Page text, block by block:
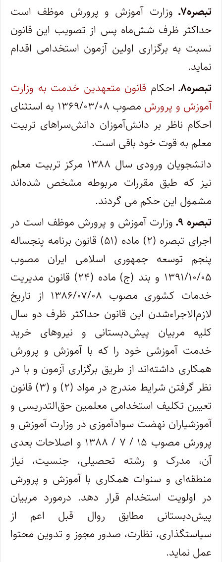
تبصره۷ـ وزارت آموزش و پرورش موظف است
حداکثر ظرف شش‌ماه پس از تصویب این قانون
نسبت به برگزاری اولین آزمون استخدامی اقدام
نماید.
تبصره۸ـ احکام قانون متعهدین خدمت به وزارت
آموزش و پرورش
مصوب ۱۳۶۹/۰۳/۰۸ به استثنای
احکام ناظر بر دانش‌آموزان دانش‌سراهای تربیت
معلم به قوت خود باقی است.
دانشجویان ورودی سال ۱۳۸۸ مرکز تربیت معلم
نیز که طبق مقررات مربوطه مشخص شده‌اند
مشمول این حکم می‌ گردند.
تبصره ۹ـ وزارت آموزش و پرورش موظف است در
اجرای تبصره (۲) ماده (۵۱) قانون برنامه پنجساله
پنجم توسعه جمهوری اسلامی ایران مصوب
۱۳۹۱/۱۰/۰۵ و بند (ج) ماده (۲۴) قانون مدیریت
خدمات کشوری مصوب ۱۳۸۶/۰۷/۰۸ از تاریخ
لازم‌الاجراءشدن این قانون حداکثر ظرف دو سال
کلیه مربیان پیش‌دبستانی و نیروهای خرید
خدمت آموزشی خود را که با آموزش و پرورش
همکاری داشته‌اند از طریق برگزاری آزمون و با در
نظر گرفتن شرایط مندرج در مواد (۲) و (۳) قانون
تعیین تکلیف استخدامی معلمین حق‌التدریسی و
آموزشیاران نهضت سوادآموزی در وزارت آموزش و
پرورش مصوب ۱۵ / ۷ / ۱۳۸۸ و اصلاحات بعدی
آن، مدرک و رشته تحصیلی، جنسیت، نیاز
منطقه‌ای و سنوات همکاری با آموزش و پرورش
در اولویت استخدام قرار دهد. درمورد مربیان
پیش‌دبستانی مطابق روال قبل اعم از
سیاستگذاری، نظارت، صدور مجوز و تدوین محتوا
عمل نماید.